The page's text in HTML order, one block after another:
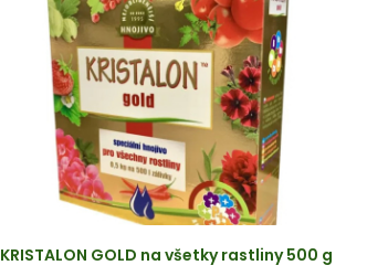
KRISTALON GOLD na všetky rastliny 500 g